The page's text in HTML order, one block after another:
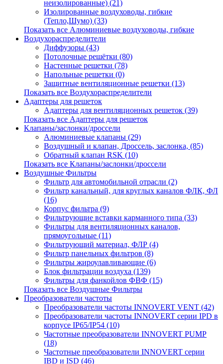
неизолированные) (21)
Изолированные воздуховоды, гибкие
(Тепло,Шумо) (33)
Показать все Алюминиевые воздуховоды, гибкие
Воздухораспределители
Диффузоры (43)
Потолочные решётки (80)
Настенные решетки (78)
Напольные решетки (0)
Защитные вентиляционные решетки (13)
Показать все Воздухораспределители
Адаптеры для решеток
Адаптеры для вентиляционных решеток (39)
Показать все Адаптеры для решеток
Клапаны/заслонки/дроссели
Алюминиевые клапаны (29)
Воздушный и клапан, Дроссель, заслонка, (85)
Обратный клапан RSK (10)
Показать все Клапаны/заслонки/дроссели
Воздушные Фильтры
Фильтр для автомобильной отрасли (2)
Фильтр канальный, для круглых каналов ФЛК, ФЛ
(16)
Корпус фильтра (9)
Фильтрующие вставки карманного типа (33)
Фильтры для вентиляционных каналов,
прямоугольные (11)
Фильтрующий материал, ФЛР (4)
Фильтр панельных фильтров (8)
Фильтры жироулавливающие (6)
Блок фильтрации воздуха (139)
Фильтры для фанкойлов ФВФ (15)
Показать все Воздушные Фильтры
Преобразователи частоты
Преобразователи частоты INNOVERT VENT (42)
Преобразователи частоты INNOVERT серии IPD в
корпусе IP65/IP54 (10)
Частотные преобразователи INNOVERT PUMP
(18)
Частотные преобразователи INNOVERT серии
IBD и ISD (46)